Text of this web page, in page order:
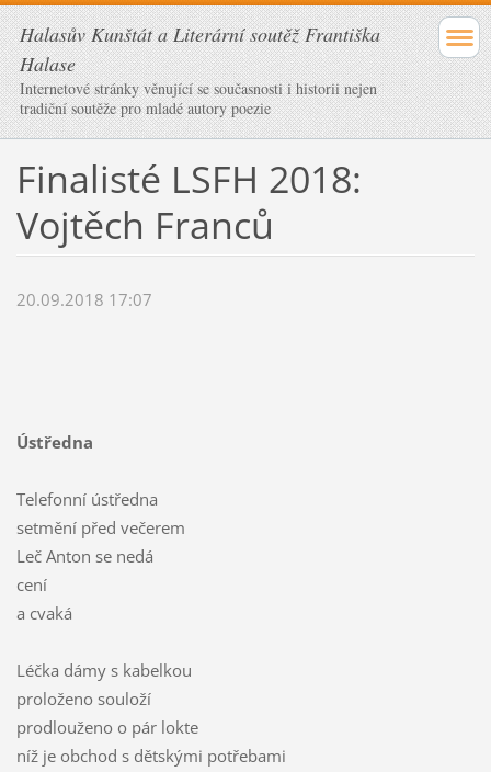
Halasův Kunštát a Literární soutěž Františka
Halase
Internetové stránky věnující se současnosti i historii nejen
tradiční soutěže pro mladé autory poezie
Finalisté LSFH 2018:
Vojtěch Franců
20.09.2018 17:07
Ústředna
Telefonní ústředna
setmění před večerem
Leč Anton se nedá
cení
a cvaká
Léčka dámy s kabelkou
proloženo souloží
prodlouženo o pár lokte
níž je obchod s dětskými potřebami